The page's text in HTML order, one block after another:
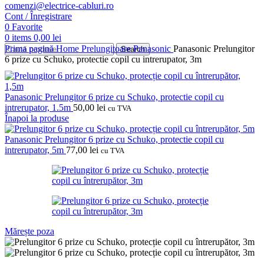
comenzi@electrice-cabluri.ro
Cont / Înregistrare
0 Favorite
0 items 0,00 lei
Search
Prima paginăHome PrelungitoarePanasonic Panasonic Prelungitor
6 prize cu Schuko, protectie copil cu intrerupator, 3m
Panasonic Prelungitor 6 prize cu Schuko, protectie copil cu
intrerupator, 1.5m 50,00 lei cu TVA
Înapoi la produse
Panasonic Prelungitor 6 prize cu Schuko, protectie copil cu
intrerupator, 5m 77,00 lei cu TVA
Mărește poza